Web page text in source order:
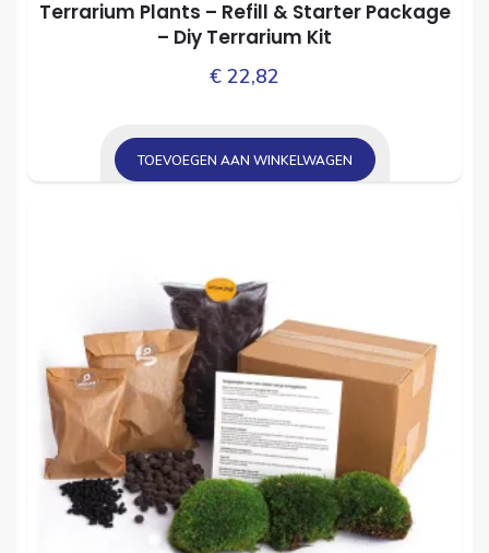
Terrarium Plants – Refill & Starter Package
– Diy Terrarium Kit
€ 22,82
TOEVOEGEN AAN WINKELWAGEN